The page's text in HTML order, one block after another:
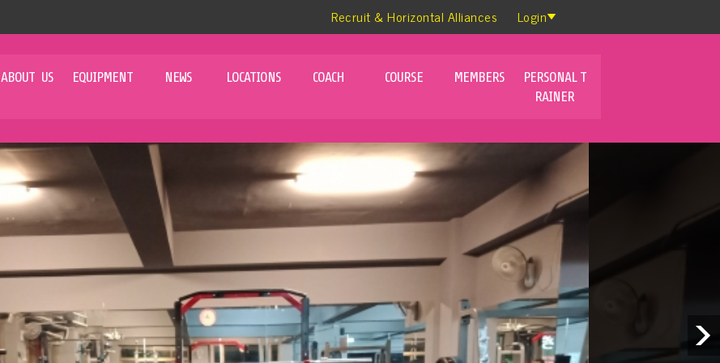
Recruit & Horizontal Alliances Login
ABOUT US EQUIPMENT NEWS LOCATIONS COACH COURSE MEMBERS
PERSONAL T
RAINER